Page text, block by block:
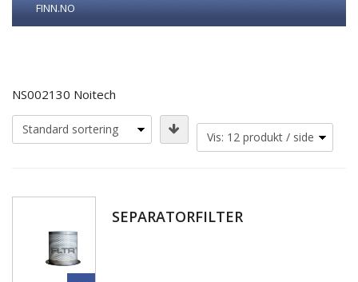
FINN.NO
NS002130 Noitech
SEPARATORFILTER